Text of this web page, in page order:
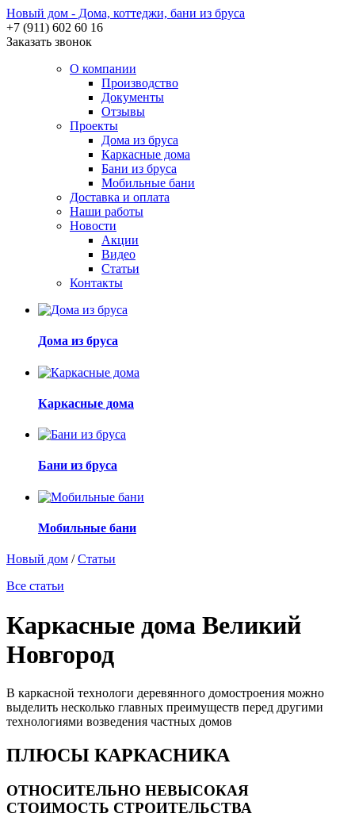
Новый дом - Дома, коттеджи, бани из бруса
+7 (911) 602 60 16
Заказать звонок
О компании
Производство
Документы
Отзывы
Проекты
Дома из бруса
Каркасные дома
Бани из бруса
Мобильные бани
Доставка и оплата
Наши работы
Новости
Акции
Видео
Статьи
Контакты
Дома из бруса
Каркасные дома
Бани из бруса
Мобильные бани
Новый дом / Статьи
Все статьи
Каркасные дома Великий
Новгород
В каркасной технологи деревянного домостроения можно
выделить несколько главных преимуществ перед другими
технологиями возведения частных домов
ПЛЮСЫ КАРКАСНИКА
ОТНОСИТЕЛЬНО НЕВЫСОКАЯ
СТОИМОСТЬ СТРОИТЕЛЬСТВА